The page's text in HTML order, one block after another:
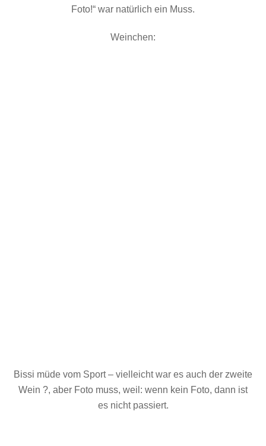
Foto!“ war natürlich ein Muss.
Weinchen:
Bissi müde vom Sport – vielleicht war es auch der zweite
Wein ?, aber Foto muss, weil: wenn kein Foto, dann ist
es nicht passiert.